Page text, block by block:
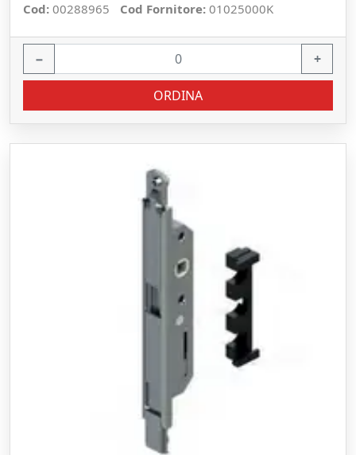
Cod: 00288965 Cod Fornitore: 01025000K
− +
ORDINA